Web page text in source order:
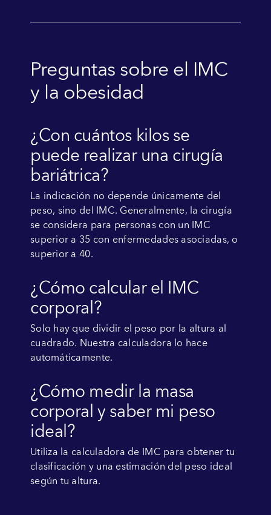
Preguntas sobre el IMC
y la obesidad
¿Con cuántos kilos se
puede realizar una cirugía
bariátrica?
La indicación no depende únicamente del
peso, sino del IMC. Generalmente, la cirugía
se considera para personas con un IMC
superior a 35 con enfermedades asociadas, o
superior a 40.
¿Cómo calcular el IMC
corporal?
Solo hay que dividir el peso por la altura al
cuadrado. Nuestra calculadora lo hace
automáticamente.
¿Cómo medir la masa
corporal y saber mi peso
ideal?
Utiliza la calculadora de IMC para obtener tu
clasificación y una estimación del peso ideal
según tu altura.